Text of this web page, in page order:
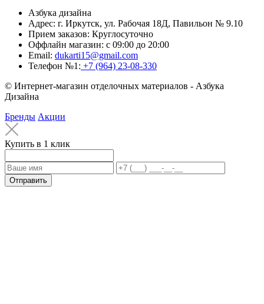
Азбука дизайна
Адрес: г. Иркутск, ул. Рабочая 18Д, Павильон № 9.10
Прием заказов: Круглосуточно
Оффлайн магазин: с 09:00 до 20:00
Email: dukarti15@gmail.com
Телефон №1: +7 (964) 23-08-330
© Интернет-магазин отделочных материалов - Азбука
Дизайна
Бренды Акции
Купить в 1 клик
Отправить